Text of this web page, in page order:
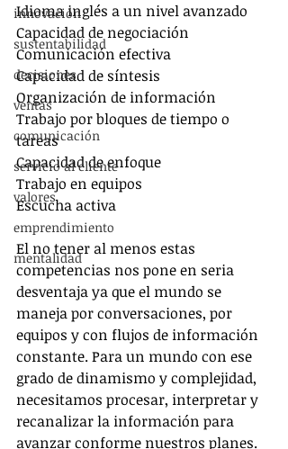
innovación
sustentabilidad
decisiones
ventas
comunicación
servicio al cliente
valores
emprendimiento
mentalidad
Idioma inglés a un nivel avanzado
Capacidad de negociación
Comunicación efectiva
Capacidad de síntesis
Organización de información
Trabajo por bloques de tiempo o
tareas
Capacidad de enfoque
Trabajo en equipos
Escucha activa
El no tener al menos estas
competencias nos pone en seria
desventaja ya que el mundo se
maneja por conversaciones, por
equipos y con flujos de información
constante. Para un mundo con ese
grado de dinamismo y complejidad,
necesitamos procesar, interpretar y
recanalizar la información para
avanzar conforme nuestros planes.